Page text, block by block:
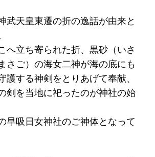
武天皇東遷の折の逸話が由来と
へ立ち寄られた折、黒砂（いさ
さご）の海女二神が海の底にも
護する神剣をとりあげて奉献、
剣を当地に祀ったのが神社の始
早吸日女神社のご神体となって